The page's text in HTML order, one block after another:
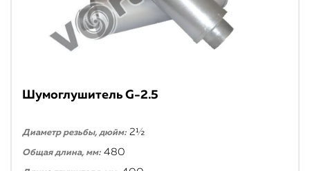
Шумоглушитель G-2.5
Диаметр резьбы, дюйм: 2½
Общая длина, мм: 480